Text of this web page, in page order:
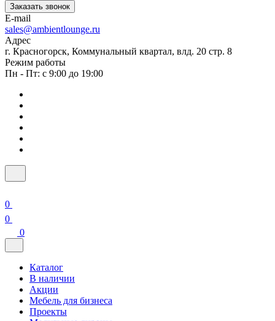
Заказать звонок
E-mail
sales@ambientlounge.ru
Адрес
г. Красногорск, Коммунальный квартал, влд. 20 стр. 8
Режим работы
Пн - Пт: с 9:00 до 19:00
0
0
0
Каталог
В наличии
Акции
Мебель для бизнеса
Проекты